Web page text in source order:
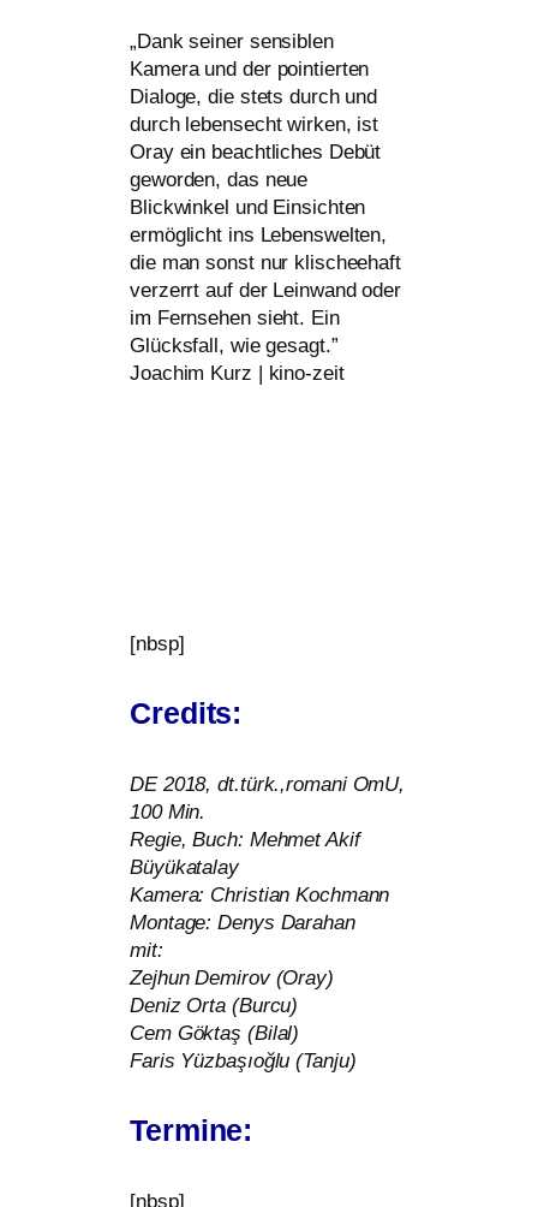
„Dank sei­ner sen­si­blen
Kamera und der poin­tier­ten
Dialoge, die stets durch und
durch lebens­echt wir­ken, ist
Oray ein beacht­li­ches Debüt
gewor­den, das neue
Blickwinkel und Einsichten
ermög­licht ins Lebenswelten,
die man sonst nur kli­schee­haft
ver­zerrt auf der Leinwand oder
im Fernsehen sieht. Ein
Glücksfall, wie gesagt.”
Joachim Kurz | kino-zeit
[nbsp]
Credits:
DE2018, dt.türk.,romani OmU,
100 Min.
Regie, Buch: Mehmet Akif
Büyükatalay
Kamera: Christian Kochmann
Montage: Denys Darahan
mit:
Zejhun Demirov (Oray)
Deniz Orta (Burcu)
Cem Göktaş (Bilal)
Faris Yüzbaşıoğlu (Tanju)
Termine:
[nbsp]